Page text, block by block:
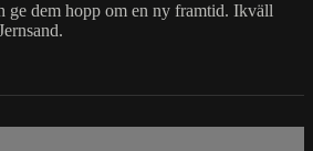
ge dem hopp om en ny framtid. Ikväll